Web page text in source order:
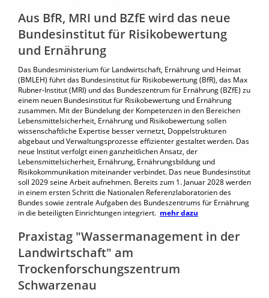
Aus BfR, MRI und BZfE wird das neue
Bundesinstitut für Risikobewertung
und Ernährung
Das Bundesministerium für Landwirtschaft, Ernährung und Heimat
(BMLEH) führt das Bundesinstitut für Risikobewertung (BfR), das Max
Rubner-Institut (MRI) und das Bundeszentrum für Ernährung (BZfE) zu
einem neuen Bundesinstitut für Risikobewertung und Ernährung
zusammen. Mit der Bündelung der Kompetenzen in den Bereichen
Lebensmittelsicherheit, Ernährung und Risikobewertung sollen
wissenschaftliche Expertise besser vernetzt, Doppelstrukturen
abgebaut und Verwaltungsprozesse effizienter gestaltet werden. Das
neue Institut verfolgt einen ganzheitlichen Ansatz, der
Lebensmittelsicherheit, Ernährung, Ernährungsbildung und
Risikokommunikation miteinander verbindet. Das neue Bundesinstitut
soll 2029 seine Arbeit aufnehmen. Bereits zum 1. Januar 2028 werden
in einem ersten Schritt die Nationalen Referenzlaboratorien des
Bundes sowie zentrale Aufgaben des Bundeszentrums für Ernährung
in die beteiligten Einrichtungen integriert. mehr dazu
Praxistag "Wassermanagement in der
Landwirtschaft" am
Trockenforschungszentrum
Schwarzenau